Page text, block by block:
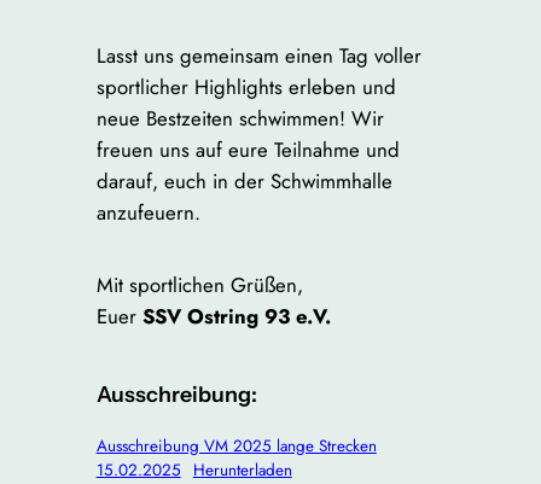
Lasst uns gemeinsam einen Tag voller
sportlicher Highlights erleben und
neue Bestzeiten schwimmen! Wir
freuen uns auf eure Teilnahme und
darauf, euch in der Schwimmhalle
anzufeuern.
Mit sportlichen Grüßen,
Euer SSV Ostring 93 e.V.
Ausschreibung:
Ausschreibung VM 2025 lange Strecken
15.02.2025
Herunterladen